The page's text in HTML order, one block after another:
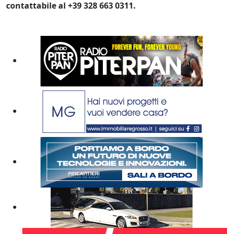
contattabile al +39 328 663 0311.